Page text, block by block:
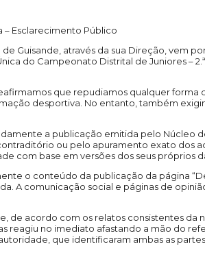
– Esclarecimento Público
Guisande, através da sua Direção, vem
do Campeonato Distrital de Juniores –
que repudiamos qualquer
desportiva. No entanto, também
a publicação emitida pelo Núcleo
ou pelo apuramento exato dos
com base em versões dos seus próprios
o conteúdo da publicação da página
A comunicação social e páginas de
de acordo com os relatos consistentes da
reagiu no imediato afastando a mão do
que identificaram ambas as